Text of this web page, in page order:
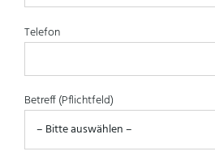
Telefon
Betreff (Pflichtfeld)